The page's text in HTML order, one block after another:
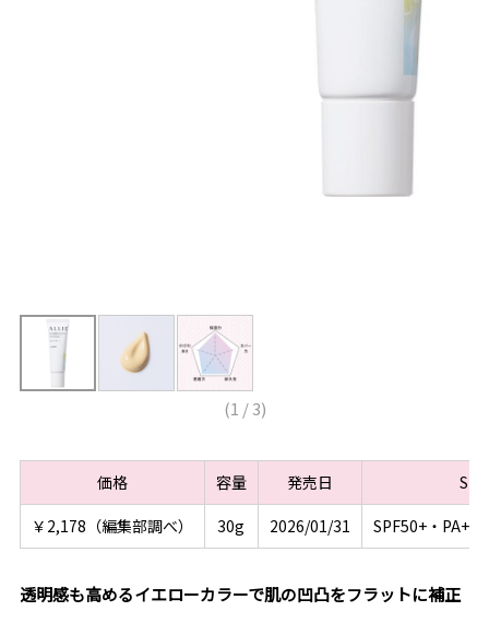
(1 /3)
価格 容量 発売日
￥2,178（編集部調べ）
30g 2026/01/31 SPF50+・
透明感も高めるイエローカラーで肌の凹凸をフラットに補正